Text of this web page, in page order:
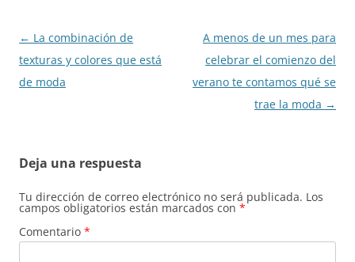
Navegación
de
entradas
← La combinación de
texturas y colores que está
de moda
A menos de un mes para
celebrar el comienzo del
verano te contamos qué se
trae la moda →
Deja una respuesta
Tu dirección de correo electrónico no será publicada. Los
campos obligatorios están marcados con *
Comentario *